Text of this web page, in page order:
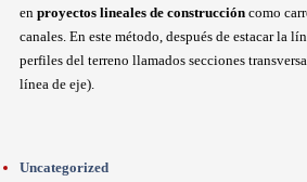
en proyectos lineales de construccióncomo
canales. En este método, después de estacar la
perfiles del terreno llamados secciones
línea de eje).
Uncategorized